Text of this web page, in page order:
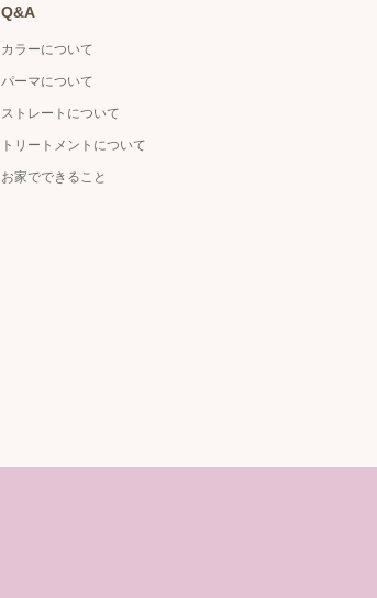
Q&A
カラーについて
パーマについて
ストレートについて
トリートメントについて
お家でできること